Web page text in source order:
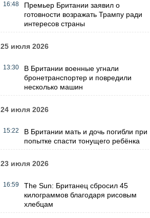
16:48
Премьер Британии заявил о
готовности возражать Трампу ради
интересов страны
25 июля 2026
13:30
В Британии военные угнали
бронетранспортер и повредили
несколько машин
24 июля 2026
15:22
В Британии мать и дочь погибли при
попытке спасти тонущего ребёнка
23 июля 2026
16:59
The Sun: Британец сбросил 45
килограммов благодаря рисовым
хлебцам